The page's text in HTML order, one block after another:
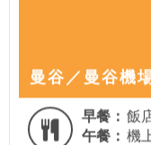
曼谷／曼谷機
早餐： 飯
午餐： 機